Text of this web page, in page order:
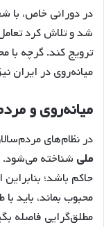
در دورانی خاص، با
شد و تلاش کرد
ترویج کند. گرچه با
میانه‌روی در ایران
میانه‌روی و
در نظام‌های
ملی شناخته می‌شود.
حاکم باشد؛
محبوب بماند، باید
مطلق‌گرایی فاصله